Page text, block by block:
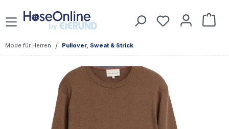
Zum Hauptinhalt springen Du hast 0
Mode für Herren / Pullover, Sweat & Strick
Bildergalerie überspringen